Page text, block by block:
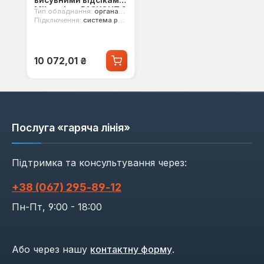
Milwaukee PACKOUT 2
DRAWER (4932472129)
Тип обладнання: органайзер
Підключення: система packout
Звичайна ціна:
10 072,01 ₴
Послуга «гаряча лінія»
Підтримка та консультування через:
+38 (067) 295‑89‑12
Пн-Пт, 9:00 - 18:00
Або через нашу контактну форму.